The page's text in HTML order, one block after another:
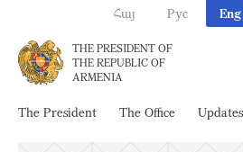
Հայ Рус Eng
THE PRESIDENT OF
THE REPUBLIC OF
ARMENIA
The President The Office Updates